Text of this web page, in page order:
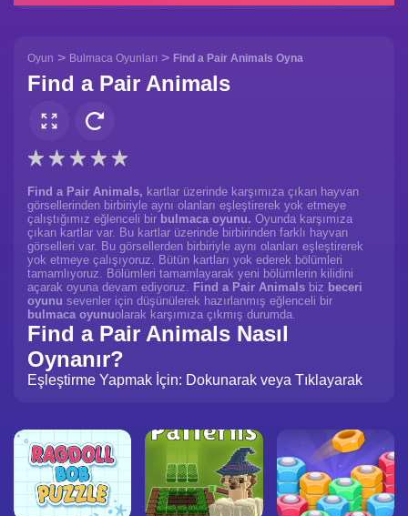
Oyun > Bulmaca Oyunları > Find a Pair Animals Oyna
Find a Pair Animals
Find a Pair Animals, kartlar üzerinde karşımıza çıkan hayvan
görsellerinden birbiriyle aynı olanları eşleştirerek yok etmeye
çalıştığımız eğlenceli bir bulmaca oyunu. Oyunda karşımıza
çıkan kartlar var. Bu kartlar üzerinde birbirinden farklı hayvan
görselleri var. Bu görsellerden birbiriyle aynı olanları eşleştirerek
yok etmeye çalışıyoruz. Bütün kartları yok ederek bölümleri
tamamlıyoruz. Bölümleri tamamlayarak yeni bölümlerin kilidini
açarak oyuna devam ediyoruz. Find a Pair Animals biz beceri
oyunu sevenler için düşünülerek hazırlanmış eğlenceli bir
bulmaca oyunuolarak karşımıza çıkmış durumda.
Find a Pair Animals Nasıl
Oynanır?
Eşleştirme Yapmak İçin: Dokunarak veya Tıklayarak